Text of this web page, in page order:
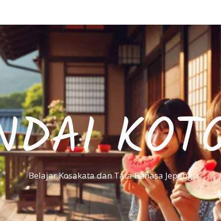
Belajar Kosakata dan Tata Bahasa Jepang